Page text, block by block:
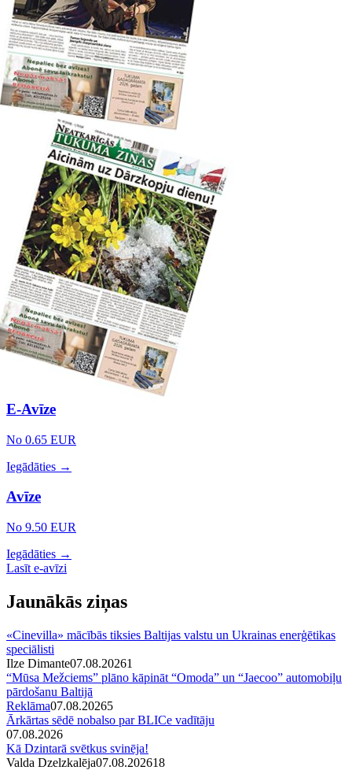
E-Avīze
No 0.65 EUR
Iegādāties →
Avīze
No 9.50 EUR
Iegādāties →
Lasīt e-avīzi
Jaunākās ziņas
«Cinevilla» mācībās tiksies Baltijas valstu un Ukrainas enerģētikas
speciālisti
Ilze Dimante07.08.20261
“Mūsa Mežciems” plāno kāpināt “Omoda” un “Jaecoo” automobiļu
pārdošanu Baltijā
Reklāma07.08.20265
Ārkārtas sēdē nobalso par BLICe vadītāju
07.08.2026
Kā Dzintarā svētkus svinēja!
Valda Dzelzkalēja07.08.202618